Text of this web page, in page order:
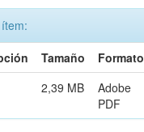
Tamaño
Formato
2,39 MB
Adobe
PDF